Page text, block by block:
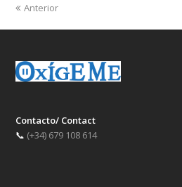
Anterior
Contacto/ Contact
📞 (+34) 679 108 614